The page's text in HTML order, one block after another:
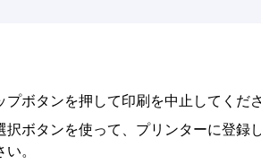
プボタンを押して印刷を中止してくださ
択ボタンを使って、プリンターに登録
。